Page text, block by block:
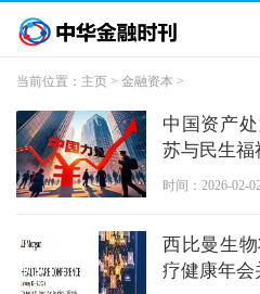
当前位置： 主页 > 金融资本 >
中国资产
苏与民生福
时间：2026-02-
西比曼生
疗健康年会